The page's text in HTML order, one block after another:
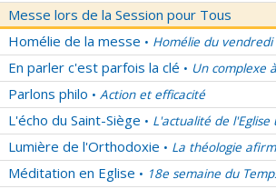
Messe lors de la Session pour Tous
Homélie de la messe • Homélie du
En parler c'est parfois la clé • Un complexe
Parlons philo • Action et efficacité
L'écho du Saint-Siège • L'actualité de
Lumière de l'Orthodoxie • La théologie
Méditation en Eglise • 18e semaine du